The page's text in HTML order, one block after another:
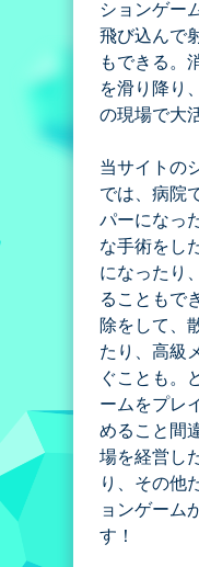
ションゲー
飛び込んで
もできる。
を滑り降り
の現場で大
当サイトの
では、病院
パーになっ
な手術をし
になったり
ることもで
除をして、
たり、高級
ぐことも。
ームをプレ
めること間
場を経営し
り、その他
ョンゲーム
す！